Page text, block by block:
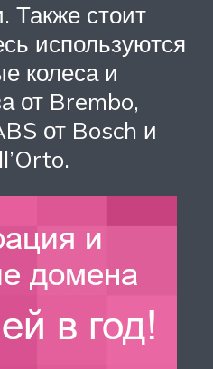
Также стоит
используются
колеса и
от Brembo,
от Bosch и